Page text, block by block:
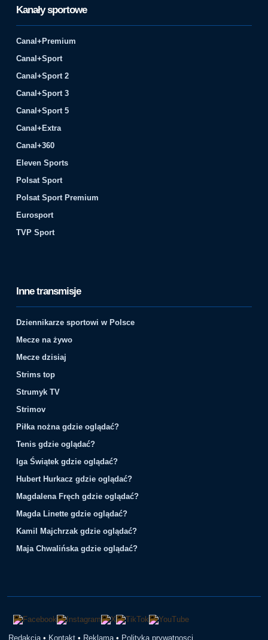
Kanały sportowe
Canal+Premium
Canal+Sport
Canal+Sport 2
Canal+Sport 3
Canal+Sport 5
Canal+Extra
Canal+360
Eleven Sports
Polsat Sport
Polsat Sport Premium
Eurosport
TVP Sport
Inne transmisje
Dziennikarze sportowi w Polsce
Mecze na żywo
Mecze dzisiaj
Strims top
Strumyk TV
Strimov
Piłka nożna gdzie oglądać?
Tenis gdzie oglądać?
Iga Świątek gdzie oglądać?
Hubert Hurkacz gdzie oglądać?
Magdalena Fręch gdzie oglądać?
Magda Linette gdzie oglądać?
Kamil Majchrzak gdzie oglądać?
Maja Chwalińska gdzie oglądać?
Redakcja • Kontakt • Reklama • Polityka prywatnosci